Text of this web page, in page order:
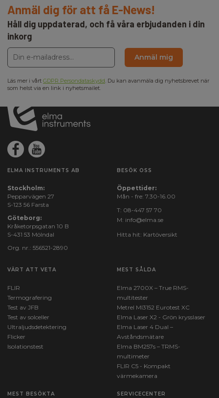
Anmäl dig för att få E-News!
Håll dig uppdaterad, och få våra erbjudanden i din
inkorg
Anmäl mig
Läs mer i vårt GDPR Persondataskydd. Du kan avanmäla dig nyhetsbrevet när
som helst via en link i nyhetsmailet.
ELMA INSTRUMENTS AB
Stockholm:
Pepparvägen 27
S-123 56 Farsta
Göteborg:
Kråketorpsgatan 10 B
S-431 53 Mölndal
Org. nr.: 556521-2890
BESÖK OSS
Öppettider:
Mån - fre: 7.30-16.00
T: 08-447 57 70
M: info@elma.se
Hitta hit: Kartöversikt
VÄRT ATT VETA
FLIR
Termografering
Test av JFB
Test av solceller
Ultraljudsdetektering
Flicker
Isolationstest
MEST SÅLDA
Elma 2700X – True RMS-
multitester
Metrel MI3152 Eurotest XC
Elma Laser X2 - Grön krysslaser
Elma Laser 4 Dual –
Avståndsmätare
Elma BM257s – TRMS-
multimeter
FLIR C5 - Kompakt
värmekamera
MEST BESÖKTA SERVICECENTER